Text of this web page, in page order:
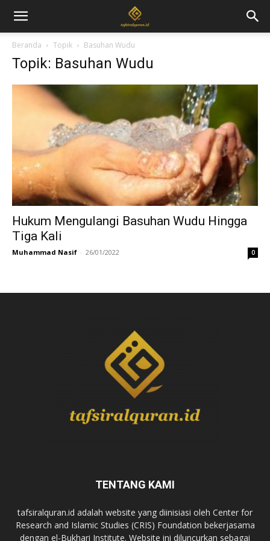
Beranda Topik Basuhan Wudu
Topik: Basuhan Wudu
Hukum Mengulangi Basuhan Wudu Hingga
Tiga Kali
Muhammad Nasif - 26/01/2022 0
TENTANG KAMI
tafsiralquran.id adalah website yang diinisiasi oleh Center for
Research and Islamic Studies (CRIS) Foundation bekerjasama
dengan el-Bukhari Institute. Website ini diluncurkan sebagai